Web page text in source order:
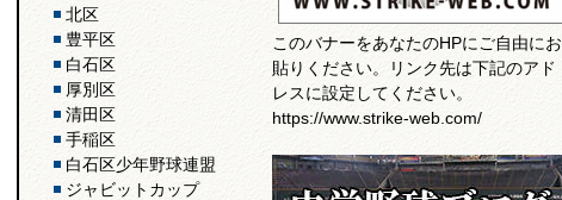
北区
豊平区
白石区
厚別区
清田区
手稲区
白石区少年野球連盟
ジャビットカップ
このバナーをあなたのHPにご自由にお
貼りください。リンク先は下記のアド
レスに設定してください。
https://www.strike-web.com/